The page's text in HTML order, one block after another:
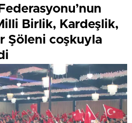
Birlik, Kardeşlik,
Şöleni coşkuyla